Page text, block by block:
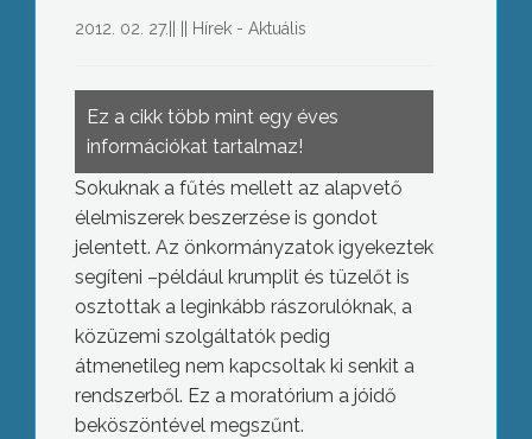
2012. 02. 27. Hírek - Aktuális
Ez a cikk több mint egy éves
információkat tartalmaz!
Sokuknak a fűtés mellett az alapvető
élelmiszerek beszerzése is gondot
jelentett. Az önkormányzatok igyekeztek
segíteni –például krumplit és tüzelőt is
osztottak a leginkább rászorulóknak, a
közüzemi szolgáltatók pedig
átmenetileg nem kapcsoltak ki senkit a
rendszerből. Ez a moratórium a jóidő
beköszöntével megszűnt.